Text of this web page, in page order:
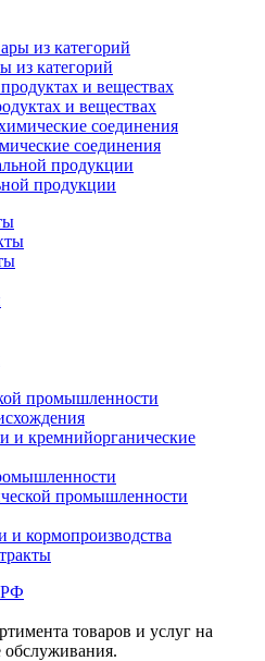
из категорий
и веществах
соединения
продукции
промышленности
и кремнийорганические
промышленности
и кормопроизводства
товаров и услуг на
обслуживания.